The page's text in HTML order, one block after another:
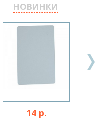
НОВИНКИ
14 р.